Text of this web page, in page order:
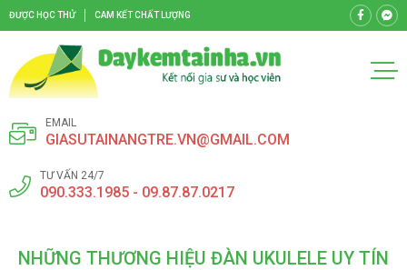
ĐƯỢC HỌC THỬ CAM KẾT CHẤT LƯỢNG
EMAIL
GIASUTAINANGTRE.VN@GMAIL.COM
TƯ VẤN 24/7
090.333.1985 - 09.87.87.0217
NHỮNG THƯƠNG HIỆU ĐÀN UKULELE UY TÍN